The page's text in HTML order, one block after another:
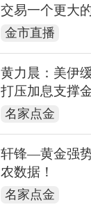
交易一个更大
金市直播
黄力晨：美伊
打压加息支撑
名家点金
轩锋—黄金强
农数据！
名家点金